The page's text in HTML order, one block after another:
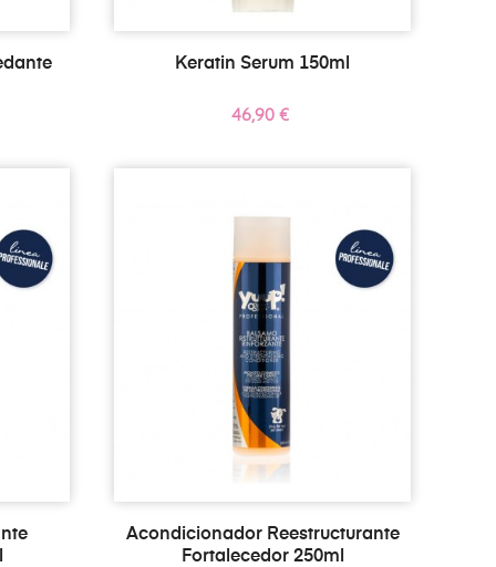
Keratin Serum 150ml
Precio
46,90 €
Acondicionador Reestructurante
Fortalecedor 250ml